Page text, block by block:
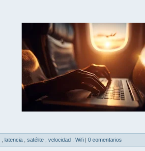
latencia satélite velocidad Wifi | 0 comentarios